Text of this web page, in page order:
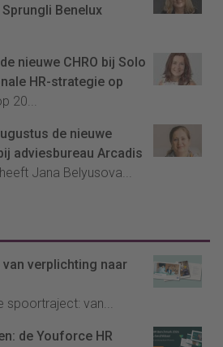
Benelux
nieuwe CHRO bij Solo
HR-strategie op
20...
de nieuwe
adviesbureau Arcadis
Jana Belyusova...
verplichting naar
spoortraject: van...
de Youforce HR